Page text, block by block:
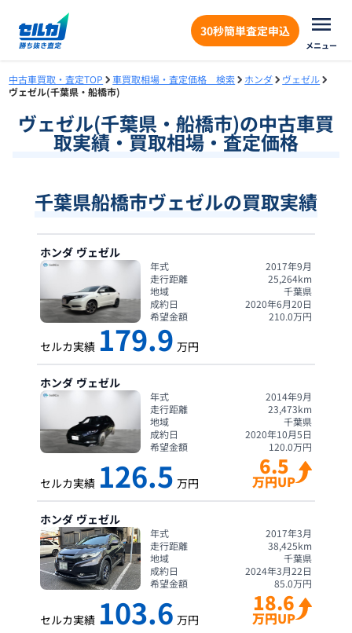
30秒簡単査定申込
メニュー
中古車買取・査定TOP 車買取相場・査定価格 検索 ホンダ
ヴェゼル
ヴェゼル(千葉県・船橋市)
ヴェゼル(千葉県 ・ 船橋市)の中古車買
取実績・買取相場・査定価格
千葉県船橋市ヴェゼルの買取実績
ホンダ ヴェゼル
年式
2017年9月
走行距離
25,264km
地域
千葉県
成約日
2020年6月20日
希望金額
210.0万円
セルカ実績 179.9 万円
ホンダ ヴェゼル
年式
2014年9月
走行距離
23,473km
地域
千葉県
成約日
2020年10月5日
希望金額
120.0万円
セルカ実績 126.5 万円
6.5
万円UP
ホンダ ヴェゼル
年式
2017年3月
走行距離
38,425km
地域
千葉県
成約日
2024年3月22日
希望金額
85.0万円
セルカ実績 103.6 万円
18.6
万円UP